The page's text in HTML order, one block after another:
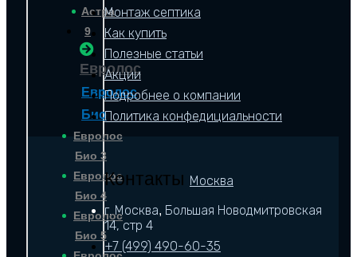
Астра
9
Евролос
Евролос
Био
Евролос
Био 3
Евролос
Био 4
Евролос
Био 5
Монтаж септика
Как купить
Полезные статьи
Акции
Подробнее о компании
Политика конфедициальности
Контакты Москва
г. Москва, Большая Новодмитровская
14, стр 4
+7 (499) 490-60-35